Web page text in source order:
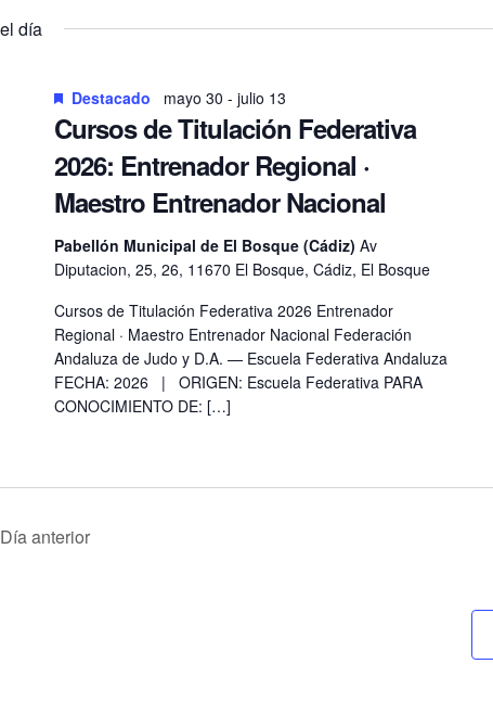
día
Cursos de Titulación Federativa
2026: Entrenador Regional ·
Maestro Entrenador Nacional
Destacado mayo 30 -julio 13
Pabellón Municipal de El Bosque (Cádiz)Av
Diputacion, 25, 26, 11670 El Bosque, Cádiz, El Bosque
Cursos de Titulación Federativa 2026 Entrenador
Regional · Maestro Entrenador Nacional Federación
Andaluza de Judo y D.A. — Escuela Federativa Andaluza
FECHA: 2026 | ORIGEN: Escuela Federativa PARA
CONOCIMIENTO DE: […]
Día anterior